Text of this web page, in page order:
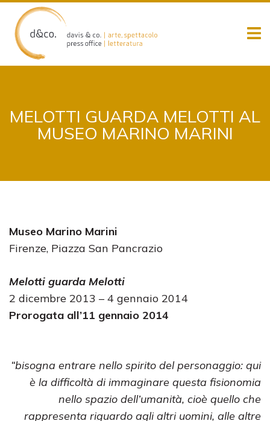
content
MELOTTI GUARDA MELOTTI AL
MUSEO MARINO MARINI
Museo Marino Marini
Firenze, Piazza San Pancrazio
Melotti guarda Melotti
2 dicembre 2013 – 4 gennaio 2014
Prorogata all’11 gennaio 2014
“bisogna entrare nello spirito del personaggio: qui
è la difficoltà di immaginare questa fisionomia
nello spazio dell’umanità, cioè quello che
rappresenta riguardo agli altri uomini, alle altre